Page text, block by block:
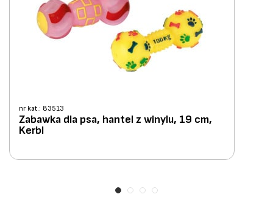
nr kat.: 83513
Zabawka dla psa, hantel z winylu, 19 cm,
Kerbl